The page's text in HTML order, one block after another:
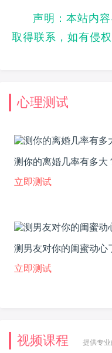
声明：本站内
取得联系，如有侵
心理测试
测你的离婚几率有多大
立即测试
测男友对你的闺蜜动心
立即测试
视频课程 提供专